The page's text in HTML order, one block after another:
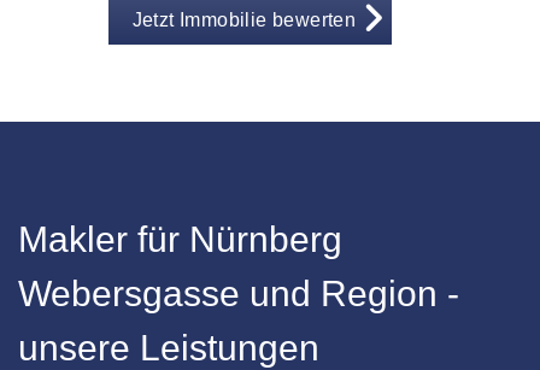
Jetzt Immobilie bewerten
Makler für Nürnberg
Webersgasse und Region -
unsere Leistungen